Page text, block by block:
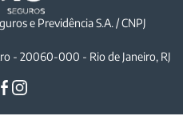
e Previdência S.A. / CNPJ
- 20060-000 - Rio de Janeiro, RJ